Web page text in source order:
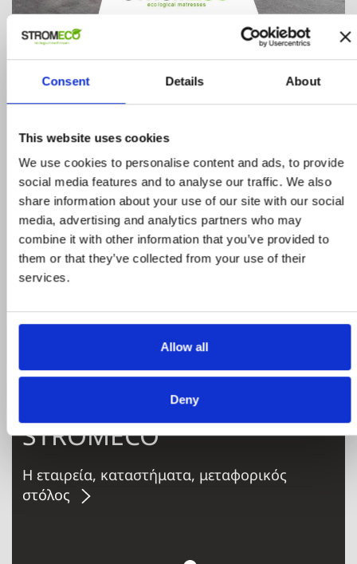
Consent Details About
This website uses cookies
We use cookies to personalise content and ads, to provide
social media features and to analyse our traffic. We also
share information about your use of our site with our social
media, advertising and analytics partners who may
combine it with other information that you’ve provided to
them or that they’ve collected from your use of their
services.
Allow all
Deny
Golden
ΚΩΔΙΚΟΣ: BED.ECO.043
ΑΓΟΡΑ 1.597,50 €
Προϊόντα σε προσφορά
Δείτε ολα τα προϊόντα μας που εχουν
STROMECO
Η εταιρεία, καταστήματα, μεταφορικός
στόλος